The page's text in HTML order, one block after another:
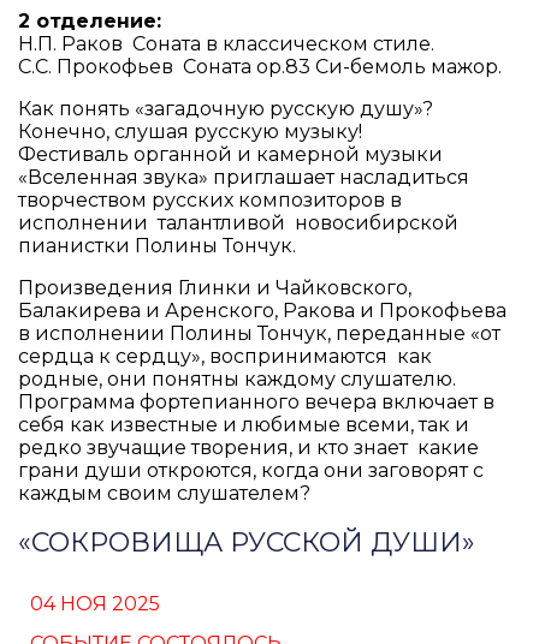
2 отделение:
Н.П. Раков Соната в классическом стиле.
С.С. Прокофьев Соната ор.83 Си-бемоль мажор.
Как понять «загадочную русскую душу»?
Конечно, слушая русскую музыку!
Фестиваль органной и камерной музыки
«Вселенная звука» приглашает насладиться
творчеством русских композиторов в
исполнении талантливой новосибирской
пианистки Полины Тончук.
Произведения Глинки и Чайковского,
Балакирева и Аренского, Ракова и Прокофьева
в исполнении Полины Тончук, переданные «от
сердца к сердцу», воспринимаются как
родные, они понятны каждому слушателю.
Программа фортепианного вечера включает в
себя как известные и любимые всеми, так и
редко звучащие творения, и кто знает какие
грани души откроются, когда они заговорят с
каждым своим слушателем?
«СОКРОВИЩА РУССКОЙ ДУШИ»
04 НОЯ 2025